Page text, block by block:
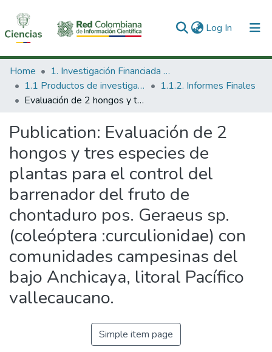
Log In (current)
Communities & Collections
All of DSpace
Home
1. Investigación Financiada con Recursos Públicos
1.1 Productos de investigación
1.1.2. Informes Finales
Evaluación de 2 hongos y tres especies de plantas para el control del barrenador del fruto de chontaduro pos. Geraeus sp. (coleóptera :curculionidae) con comunidades campesinas del bajo Anchicaya, litoral Pacífico vallecaucano.
Publication: Evaluación de 2
hongos y tres especies de
plantas para el control del
barrenador del fruto de
chontaduro pos. Geraeus sp.
(coleóptera :curculionidae) con
comunidades campesinas del
bajo Anchicaya, litoral Pacífico
vallecaucano.
Simple item page